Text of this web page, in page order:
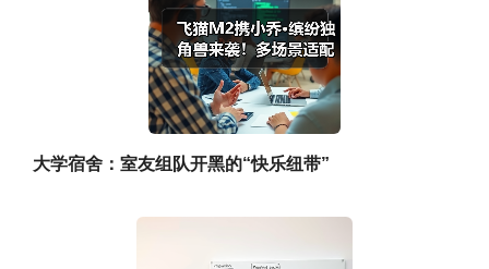
大学宿舍：室友组队开黑的“快乐纽带”